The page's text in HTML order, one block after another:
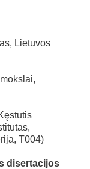
Lietuvos
T004)
disertacijos